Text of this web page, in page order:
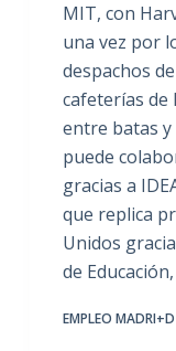
MIT, con
una vez por
despachos
cafeterías de
entre batas
puede
gracias a
que replica
Unidos
de
EMPLEO MADRI+D